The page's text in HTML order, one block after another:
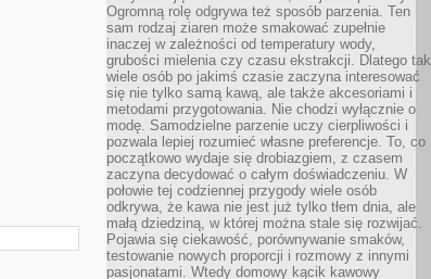
Ogromną rolę odgrywa też sposób parzenia. Ten
sam rodzaj ziaren może smakować zupełnie
inaczej w zależności od temperatury wody,
grubości mielenia czy czasu ekstrakcji. Dlatego tak
wiele osób po jakimś czasie zaczyna interesować
się nie tylko samą kawą, ale także akcesoriami i
metodami przygotowania. Nie chodzi wyłącznie o
modę. Samodzielne parzenie uczy cierpliwości i
pozwala lepiej rozumieć własne preferencje. To, co
początkowo wydaje się drobiazgiem, z czasem
zaczyna decydować o całym doświadczeniu. W
połowie tej codziennej przygody wiele osób
odkrywa, że kawa nie jest już tylko tłem dnia, ale
małą dziedziną, w której można stale się rozwijać.
Pojawia się ciekawość, porównywanie smaków,
testowanie nowych proporcji i rozmowy z innymi
pasjonatami. Wtedy domowy kącik kawowy